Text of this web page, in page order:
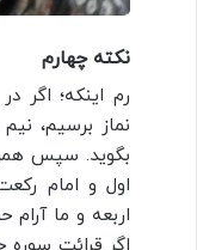
نکته چهارم
رم اینکه؛ اگر
نماز برسیم،
بگوید. سپس
اول و امام
اربعه و ما